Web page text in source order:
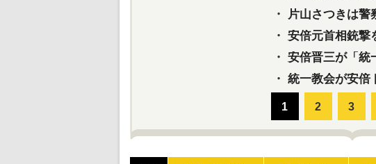
・
片山さつきは警察に圧力
・ 安倍元首相銃撃を安倍批
・ 安倍晋三が「統一教会」
・ 統一教会が安倍